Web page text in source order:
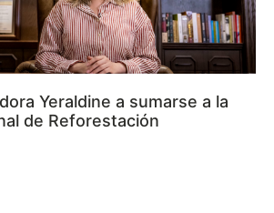
Yeraldine a sumarse a la
de Reforestación